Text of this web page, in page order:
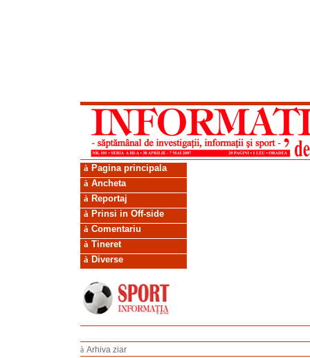
à Pagina principala
à Ancheta
à Reportaj
à Prinsi in Off-side
à Comentariu
à Tineret
à Diverse
à Arhiva ziar